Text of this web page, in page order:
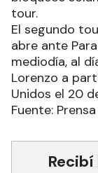
tour.
El segundo
abre ante
mediodía, al
Lorenzo a
Unidos el 20
Fuente: Prensa